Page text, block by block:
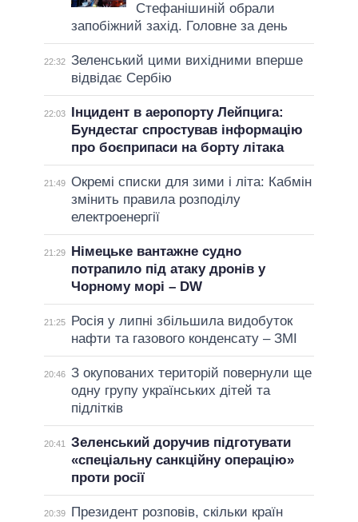
Стефанішиній обрали
запобіжний захід. Головне за день
22:32 Зеленський цими вихідними вперше
відвідає Сербію
22:03
Інцидент в аеропорту Лейпцига:
Бундестаг спростував інформацію
про боєприпаси на борту літака
21:49 Окремі списки для зими і літа: Кабмін
змінить правила розподілу
електроенергії
21:29
Німецьке вантажне судно
потрапило під атаку дронів у
Чорному морі – DW
21:25
Росія у липні збільшила видобуток
нафти та газового конденсату – ЗМІ
20:46 З окупованих територій повернули ще
одну групу українських дітей та
підлітків
20:41
Зеленський доручив підготувати
«спеціальну санкційну операцію»
проти росії
20:39
Президент розповів, скільки країн